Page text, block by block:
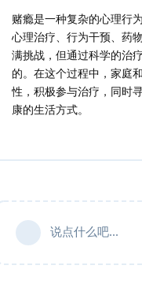
赌瘾是一种复杂的心理行
心理治疗、行为干预、药
满挑战，但通过科学的治
的。在这个过程中，家庭
性，积极参与治疗，同时
康的生活方式。
说点什么吧...